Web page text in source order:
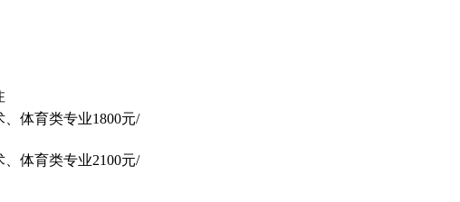
、体育类专业1800元/
、体育类专业2100元/